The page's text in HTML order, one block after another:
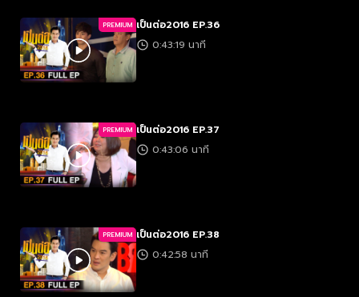
PREMIUM เป็นต่อ2016 EP.36
0:43:19 นาที
PREMIUM เป็นต่อ2016 EP.37
0:43:06 นาที
PREMIUM เป็นต่อ2016 EP.38
0:42:58 นาที